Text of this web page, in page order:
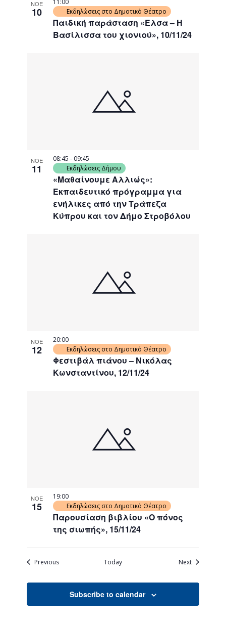
ΝΟΕ
10
Παιδική παράσταση «Έλσα – Η
Βασίλισσα του χιονιού», 10/11/24
11:00
Εκδηλώσεις στο Δημοτικό Θέατρο
ΝΟΕ
11
«Μαθαίνουμε Αλλιώς»:
Εκπαιδευτικό πρόγραμμα για
ενήλικες από την Τράπεζα
Κύπρου και τον Δήμο Στροβόλου
08:45- 09:45
Εκδηλώσεις Δήμου
ΝΟΕ
12
Φεστιβάλ πιάνου – Νικόλας
Κωνσταντίνου, 12/11/24
20:00
Εκδηλώσεις στο Δημοτικό Θέατρο
ΝΟΕ
15
Παρουσίαση βιβλίου «Ο πόνος
της σιωπής», 15/11/24
19:00
Εκδηλώσεις στο Δημοτικό Θέατρο
PreviousEvents Today NextEvents
Subscribe to calendar